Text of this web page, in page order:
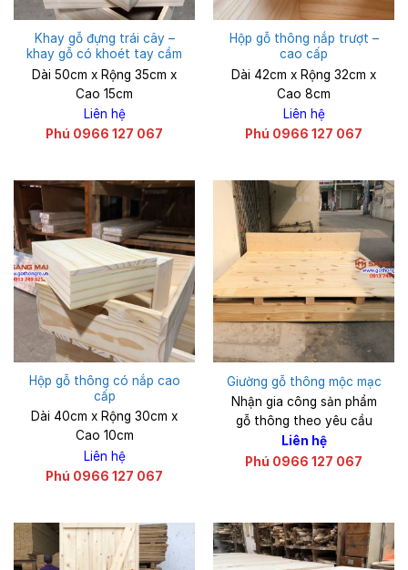
Khay gỗ đựng trái cây –
khay gỗ có khoét tay cầm
Dài 50cm x Rộng 35cm x
Cao 15cm
Liên hệ
Phú 0966 127 067
Hộp gỗ thông nắp trượt –
cao cấp
Dài 42cm x Rộng 32cm x
Cao 8cm
Liên hệ
Phú 0966 127 067
Hộp gỗ thông có nắp cao
cấp
Dài 40cm x Rộng 30cm x
Cao 10cm
Liên hệ
Phú 0966 127 067
Giường gỗ thông mộc mạc
Nhận gia công sản phẩm
gỗ thông theo yêu cầu
Liên hệ
Phú 0966 127 067